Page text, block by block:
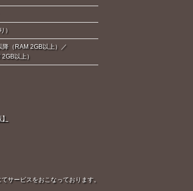
）
（RAM 2GB以上）／
以上）
サービスをおこなっております。